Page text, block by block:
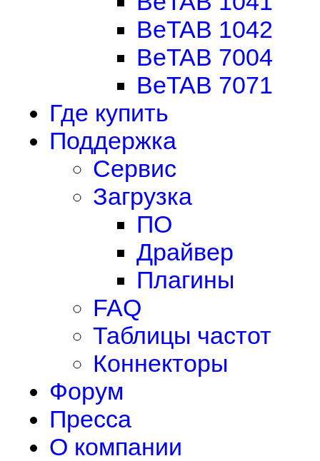
BeTAB 1042
BeTAB 7004
BeTAB 7071
Где купить
Поддержка
Сервис
Загрузка
ПО
Драйвер
Плагины
FAQ
Таблицы частот
Коннекторы
Форум
Пресса
О компании